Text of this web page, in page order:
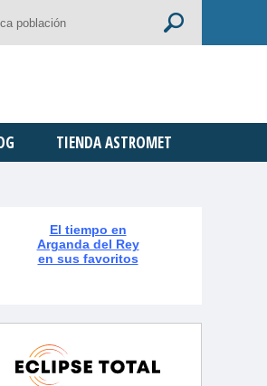
TIENDA ASTROMET
El tiempo en
Arganda del Rey
en sus favoritos